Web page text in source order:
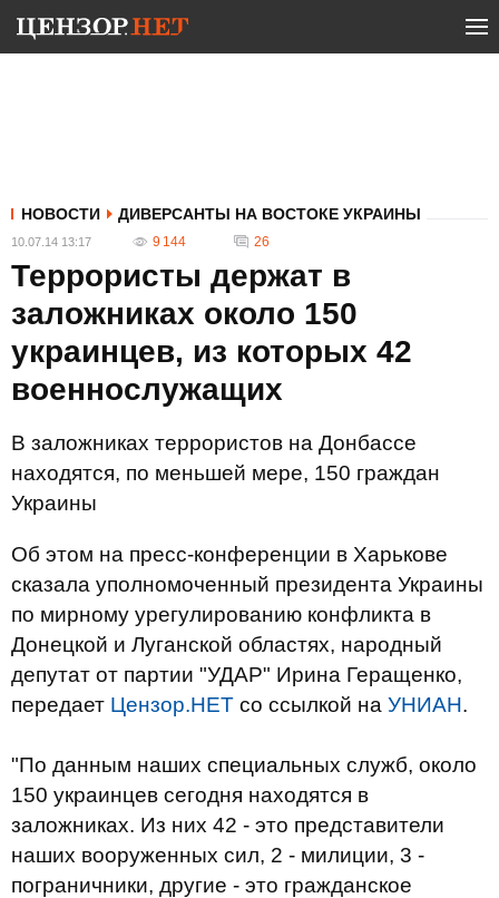
НОВОСТИ ДИВЕРСАНТЫ НА ВОСТОКЕ УКРАИНЫ
10.07.14 13:17 9 144 26
Террористы держат в
заложниках около 150
украинцев, из которых 42
военнослужащих
В заложниках террористов на Донбассе
находятся, по меньшей мере, 150 граждан
Украины
Об этом на пресс-конференции в Харькове
сказала уполномоченный президента Украины
по мирному урегулированию конфликта в
Донецкой и Луганской областях, народный
депутат от партии "УДАР" Ирина Геращенко,
передает Цензор.НЕТ со ссылкой на УНИАН.
"По данным наших специальных служб, около
150 украинцев сегодня находятся в
заложниках. Из них 42 - это представители
наших вооруженных сил, 2 - милиции, 3 -
пограничники, другие - это гражданское